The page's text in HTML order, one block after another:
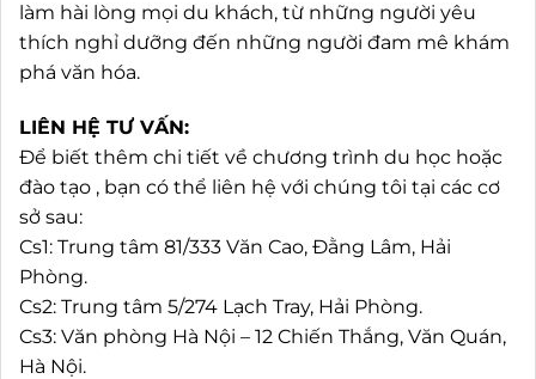
làm hài lòng mọi du khách, từ những người yêu
thích nghỉ dưỡng đến những người đam mê khám
phá văn hóa.
LIÊN HỆ TƯ VẤN:
Để biết thêm chi tiết về chương trình du học hoặc
đào tạo , bạn có thể liên hệ với chúng tôi tại các cơ
sở sau:
Cs1: Trung tâm 81/333 Văn Cao, Đằng Lâm, Hải
Phòng.
Cs2: Trung tâm 5/274 Lạch Tray, Hải Phòng.
Cs3: Văn phòng Hà Nội – 12 Chiến Thắng, Văn Quán,
Hà Nội.